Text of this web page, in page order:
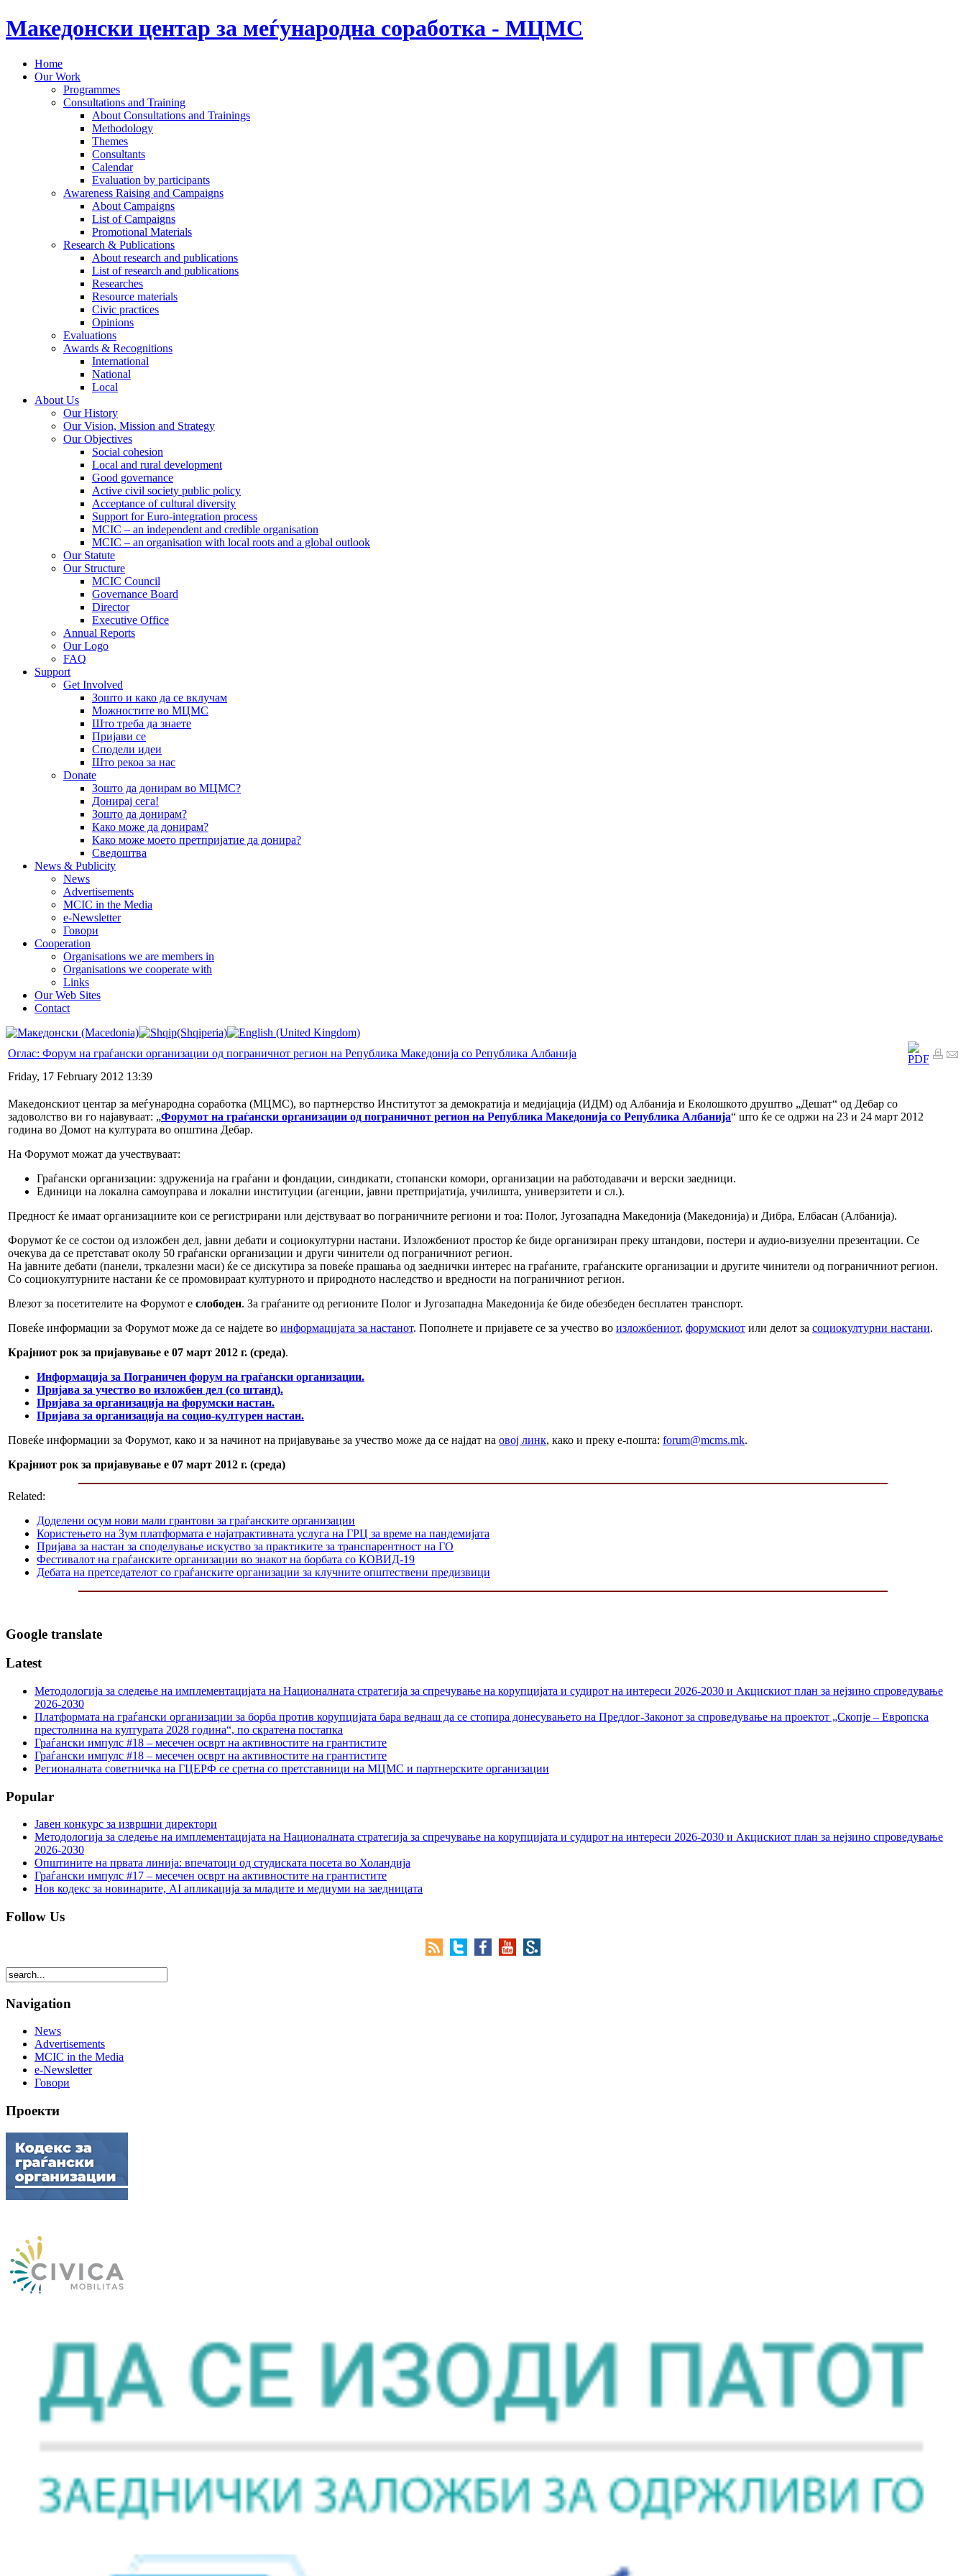
Македонски центар за меѓународна соработка - МЦМС
Home
Our Work
Programmes
Consultations and Training
About Consultations and Trainings
Methodology
Themes
Consultants
Calendar
Evaluation by participants
Awareness Raising and Campaigns
About Campaigns
List of Campaigns
Promotional Materials
Research & Publications
About research and publications
List of research and publications
Researches
Resource materials
Civic practices
Opinions
Evaluations
Awards & Recognitions
International
National
Local
About Us
Our History
Our Vision, Mission and Strategy
Our Objectives
Social cohesion
Local and rural development
Good governance
Active civil society public policy
Acceptance of cultural diversity
Support for Euro-integration process
MCIC – an independent and credible organisation
MCIC – an organisation with local roots and a global outlook
Our Statute
Our Structure
MCIC Council
Governance Board
Director
Executive Office
Annual Reports
Our Logo
FAQ
Support
Get Involved
Зошто и како да се вклучам
Можностите во МЦМС
Што треба да знаете
Пријави се
Сподели идеи
Што рекоа за нас
Donate
Зошто да донирам во МЦМС?
Донирај сега!
Зошто да донирам?
Како може да донирам?
Како може моето претпријатие да донира?
Сведоштва
News & Publicity
News
Advertisements
MCIC in the Media
e-Newsletter
Говори
Cooperation
Organisations we are members in
Organisations we cooperate with
Links
Our Web Sites
Contact
Оглас: Форум на граѓански организации од пограничнот регион на Република Македонија со Република Албанија
Friday, 17 February 2012 13:39
Македонскиот центар за меѓународна соработка (МЦМС), во партнерство Институтот за демократија и медијација (ИДМ) од Албанија и Еколошкото друштво „Дешат“ од Дебар со
задоволство ви го најавуваат: „Форумот на граѓански организации од пограничнот регион на Република Македонија со Република Албанија“ што ќе се одржи на 23 и 24 март 2012
година во Домот на културата во општина Дебар.
На Форумот можат да учествуваат:
Граѓански организации: здруженија на граѓани и фондации, синдикати, стопански комори, организации на работодавачи и верски заедници.
Единици на локална самоуправа и локални институции (агенции, јавни претпријатија, училишта, универзитети и сл.).
Предност ќе имаат организациите кои се регистрирани или дејствуваат во пограничните региони и тоа: Полог, Југозападна Македонија (Македонија) и Дибра, Елбасан (Албанија).
Форумот ќе се состои од изложбен дел, јавни дебати и социокултурни настани. Изложбениот простор ќе биде организиран преку штандови, постери и аудио-визуелни презентации. Се
очекува да се претстават околу 50 граѓански организации и други чинители од пограничниот регион.
На јавните дебати (панели, тркалезни маси) ќе се дискутира за повеќе прашања од заеднички интерес на граѓаните, граѓанските организации и другите чинители од пограничниот регион.
Со социокултурните настани ќе се промовираат културното и природното наследство и вредности на пограничниот регион.
Влезот за посетителите на Форумот е слободен. За граѓаните од регионите Полог и Југозападна Македонија ќе биде обезбеден бесплатен транспорт.
Повеќе информации за Форумот може да се најдете во информацијата за настанот. Пополнете и пријавете се за учество во изложбениот, форумскиот или делот за социокултурни настани.
Крајниот рок за пријавување е 07 март 2012 г. (среда).
Информација за Пограничен форум на граѓански организации.
Пријава за учество во изложбен дел (со штанд).
Пријава за организација на форумски настан.
Пријава за организација на социо-културен настан.
Повеќе информации за Форумот, како и за начинот на пријавување за учество може да се најдат на овој линк, како и преку е-пошта: forum@mcms.mk.
Крајниот рок за пријавување е 07 март 2012 г. (среда)
Related:
Доделени осум нови мали грантови за граѓанските организации
Користењето на Зум платформата е најатрактивната услуга на ГРЦ за време на пандемијата
Пријава за настан за споделување искуство за практиките за транспарентност на ГО
Фестивалот на граѓанските организации во знакот на борбата со КОВИД-19
Дебата на претседателот со граѓанските организации за клучните општествени предизвици
Google translate
Latest
Методологија за следење на имплементацијата на Националната стратегија за спречување на корупцијата и судирот на интереси 2026-2030 и Акцискиот план за нејзино спроведување
2026-2030
Платформата на граѓански организации за борба против корупцијата бара веднаш да се стопира донесувањето на Предлог-Законот за спроведување на проектот „Скопје – Европска
престолнина на културата 2028 година“, по скратена постапка
Граѓански импулс #18 – месечен осврт на активностите на грантистите
Граѓански импулс #18 – месечен осврт на активностите на грантистите
Регионалната советничка на ГЦЕРФ се сретна со претставници на МЦМС и партнерските организации
Popular
Јавен конкурс за извршни директори
Методологија за следење на имплементацијата на Националната стратегија за спречување на корупцијата и судирот на интереси 2026-2030 и Акцискиот план за нејзино спроведување
2026-2030
Општините на првата линија: впечатоци од студиската посета во Холандија
Граѓански импулс #17 – месечен осврт на активностите на грантистите
Нов кодекс за новинарите, AI апликација за младите и медиуми на заедницата
Follow Us
Navigation
News
Advertisements
MCIC in the Media
e-Newsletter
Говори
Проекти